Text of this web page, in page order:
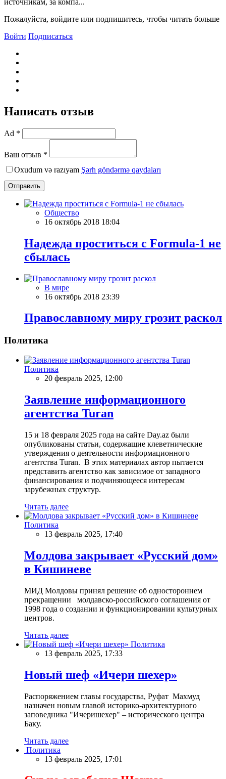
источникам, за компа...
Пожалуйста, войдите или подпишитесь, чтобы читать больше
Войти Подписаться
Написать отзыв
Ad *
Ваш отзыв *
Oxudum və razıyam Şərh göndərmə qaydaları
Отправить
Общество
16 октябрь 2018 18:04
Надежда проститься с Formula-1 не
сбылась
В мире
16 октябрь 2018 23:39
Православному миру грозит раскол
Политика
Политика
20 февраль 2025, 12:00
Заявление информационного
агентства Turan
15 и 18 февраля 2025 года на сайте Day.az были
опубликованы статьи, содержащие клеветнические
утверждения о деятельности информационного
агентства Turan. В этих материалах автор пытается
представить агентство как зависимое от западного
финансирования и подчиняющееся интересам
зарубежных структур.
Читать далее
Политика
13 февраль 2025, 17:40
Молдова закрывает «Русский дом»
в Кишиневе
МИД Молдовы принял решение об одностороннем
прекращении молдавско-российского соглашения от
1998 года о создании и функционировании культурных
центров.
Читать далее
Политика
13 февраль 2025, 17:33
Новый шеф «Ичери шехер»
Распоряжением главы государства, Руфат Махмуд
назначен новым главой историко-архитектурного
заповедника "Ичеришехер" – исторического центра
Баку.
Читать далее
Политика
13 февраль 2025, 17:01